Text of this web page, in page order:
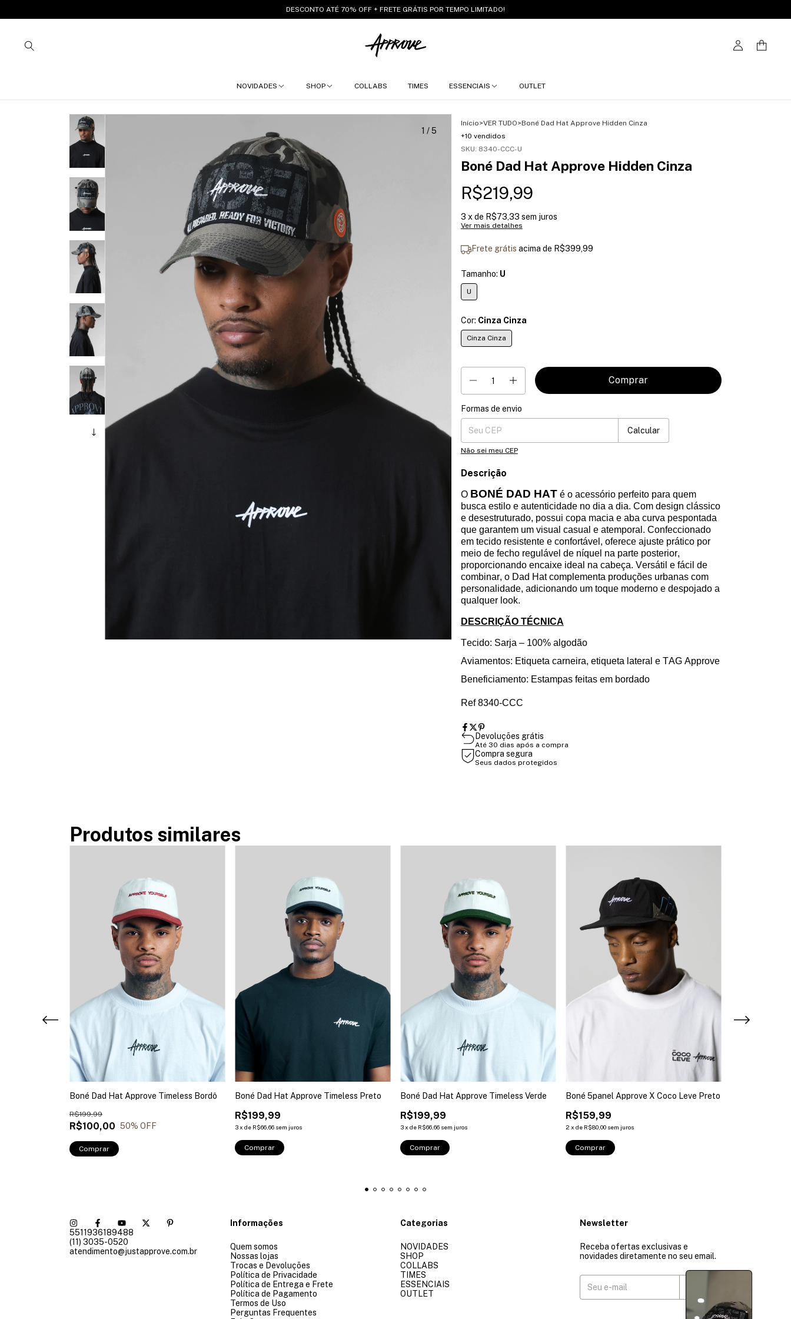
DESCONTO ATÉ 70% OFF + FRETE GRÁTIS POR TEMPO LIMITADO!
NOVIDADES SHOP COLLABS TIMES ESSENCIAIS OUTLET
1 /5
Início>VER TUDO>Boné Dad Hat Approve Hidden Cinza
+10 vendidos
SKU: 8340-CCC-U
Boné Dad Hat Approve Hidden Cinza
R$219,99
3 x de R$73,33 sem juros
Ver mais detalhes
Frete grátis acima de R$399,99
Tamanho: U
U
Cor: Cinza Cinza
Cinza Cinza
Entregas para o CEP:
Formas de envio
Calcular
Não sei meu CEP
Descrição
O BONÉ DAD HAT é o acessório perfeito para quem
busca estilo e autenticidade no dia a dia. Com design clássico
e desestruturado, possui copa macia e aba curva pespontada
que garantem um visual casual e atemporal. Confeccionado
em tecido resistente e confortável, oferece ajuste prático por
meio de fecho regulável de níquel na parte posterior,
proporcionando encaixe ideal na cabeça. Versátil e fácil de
combinar, o Dad Hatcomplementa produções urbanas com
personalidade, adicionando um toque moderno e despojado a
qualquer look.
DESCRIÇÃO TÉCNICA
Tecido: Sarja – 100% algodão
Aviamentos: Etiqueta carneira, etiqueta lateral e TAG Approve
Beneficiamento: Estampas feitasem bordado
Ref 8340-CCC
Devoluções grátis
Até 30 dias após a compra
Compra segura
Seus dados protegidos
Produtos similares
Boné Dad Hat Approve Timeless Bordô
R$100,00
R$199,99
50% OFF
Comprar
Boné Dad Hat Approve Timeless Preto
R$199,99
3x de R$66,66 sem juros
Comprar
Boné Dad Hat Approve Timeless Verde
R$199,99
3x de R$66,66 sem juros
Comprar
Boné 5panel Approve X Coco Leve Preto
R$159,99
2 x de R$80,00 sem juros
Comprar
5511936189488
(11) 3035-0520
atendimento@justapprove.com.br
Informações
Quem somos
Nossas lojas
Trocas e Devoluções
Política de Privacidade
Política de Entrega e Frete
Política de Pagamento
Termos de Uso
Perguntas Frequentes
Categorias
NOVIDADES
SHOP
COLLABS
TIMES
ESSENCIAIS
OUTLET
Newsletter
Receba ofertas exclusivas e
novidades diretamente no seu email.